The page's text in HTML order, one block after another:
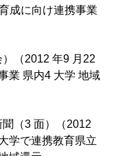
成に向け連携事業
（2012 年9 月22
業 県内4 大学 地域
（3 面）（2012
学で連携教育県立